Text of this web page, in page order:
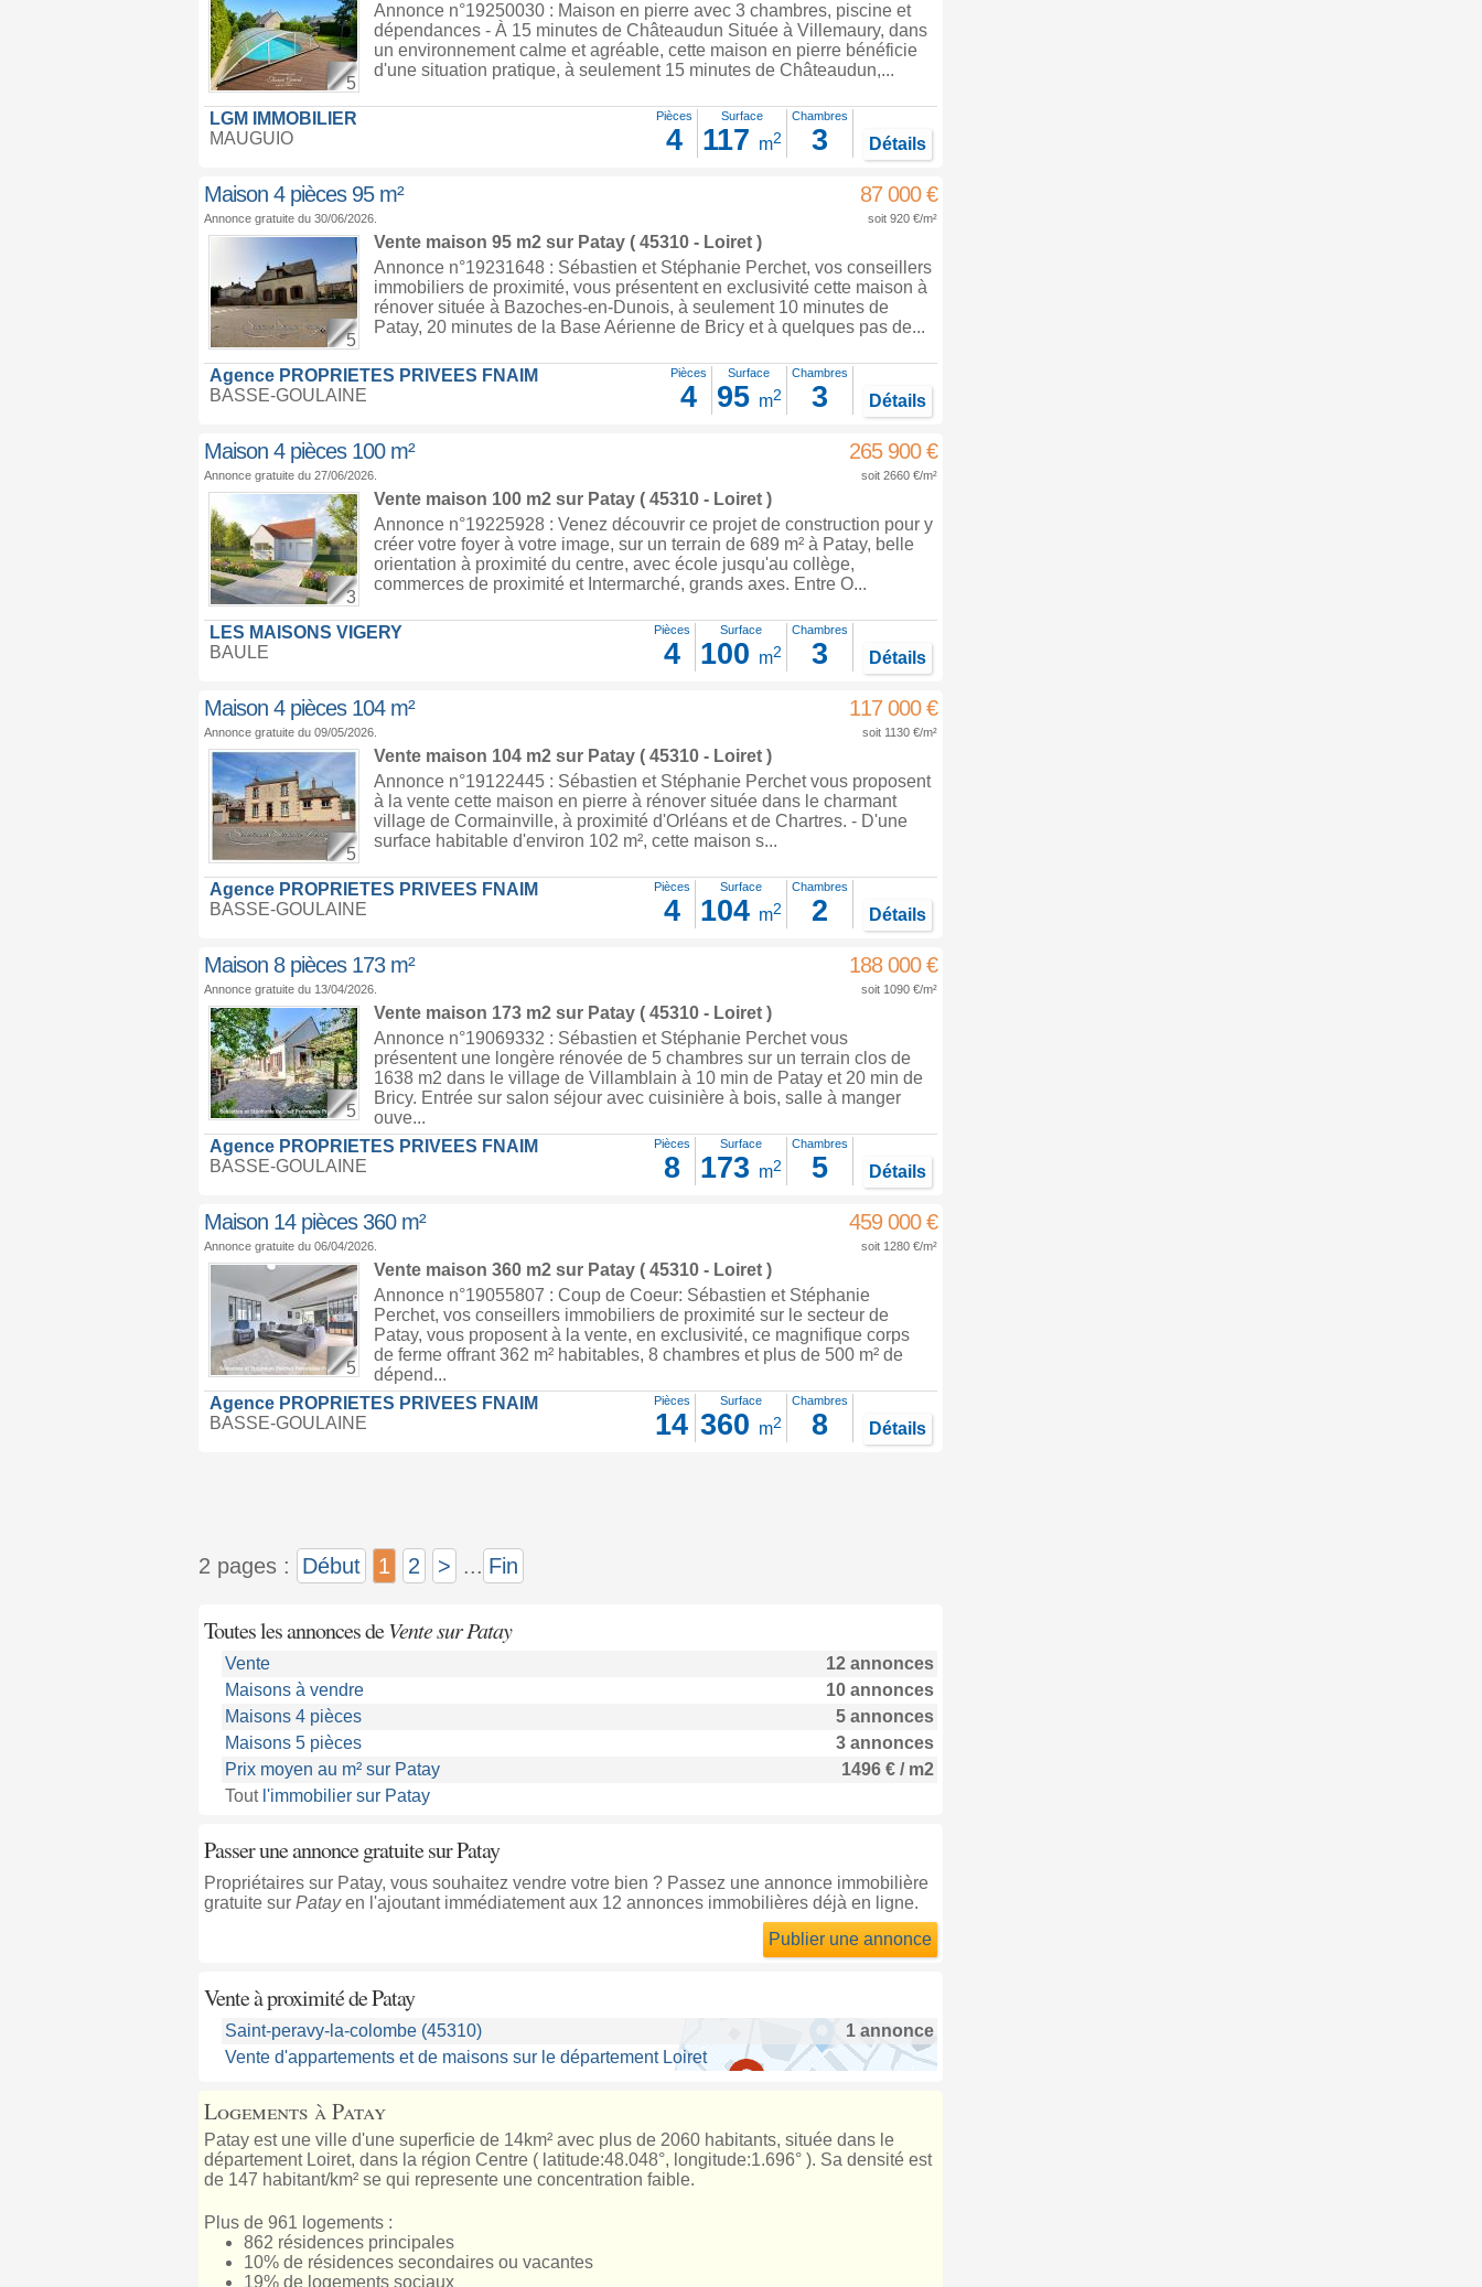
5
Annonce n°19250030 : Maison en pierre avec 3 chambres, piscine et
dépendances - À 15 minutes de Châteaudun Située à Villemaury, dans
un environnement calme et agréable, cette maison en pierre bénéficie
d'une situation pratique, à seulement 15 minutes de Châteaudun,...
LGM IMMOBILIER
MAUGUIO
Pièces
4
Surface
117 m2
Chambres
3 Détails
Maison 4 pièces 95 m² 87 000 €
Annonce gratuite du 30/06/2026. soit 920 €/m²
5
Vente maison 95 m2 sur Patay( 45310 - Loiret )
Annonce n°19231648 : Sébastien et Stéphanie Perchet, vos conseillers
immobiliers de proximité, vous présentent en exclusivité cette maison à
rénover située à Bazoches-en-Dunois, à seulement 10 minutes de
Patay, 20 minutes de la Base Aérienne de Bricy et à quelques pas de...
Agence PROPRIETES PRIVEES FNAIM
BASSE-GOULAINE
Pièces
4
Surface
95 m2
Chambres
3 Détails
Maison 4 pièces 100 m² 265 900 €
Annonce gratuite du 27/06/2026. soit 2660 €/m²
3
Vente maison 100 m2 sur Patay( 45310 - Loiret )
Annonce n°19225928 : Venez découvrir ce projet de construction pour y
créer votre foyer à votre image, sur un terrain de 689 m² à Patay, belle
orientation à proximité du centre, avec école jusqu'au collège,
commerces de proximité et Intermarché, grands axes. Entre O...
LES MAISONS VIGERY
BAULE
Pièces
4
Surface
100 m2
Chambres
3 Détails
Maison 4 pièces 104 m² 117 000 €
Annonce gratuite du 09/05/2026. soit 1130 €/m²
5
Vente maison 104 m2 sur Patay( 45310 - Loiret )
Annonce n°19122445 : Sébastien et Stéphanie Perchet vous proposent
à la vente cette maison en pierre à rénover située dans le charmant
village de Cormainville, à proximité d'Orléans et de Chartres. - D'une
surface habitable d'environ 102 m², cette maison s...
Agence PROPRIETES PRIVEES FNAIM
BASSE-GOULAINE
Pièces
4
Surface
104 m2
Chambres
2 Détails
Maison 8 pièces 173 m² 188 000 €
Annonce gratuite du 13/04/2026. soit 1090 €/m²
5
Vente maison 173 m2 sur Patay( 45310 - Loiret )
Annonce n°19069332 : Sébastien et Stéphanie Perchet vous
présentent une longère rénovée de 5 chambres sur un terrain clos de
1638 m2 dans le village de Villamblain à 10 min de Patay et 20 min de
Bricy. Entrée sur salon séjour avec cuisinière à bois, salle à manger
ouve...
Agence PROPRIETES PRIVEES FNAIM
BASSE-GOULAINE
Pièces
8
Surface
173 m2
Chambres
5 Détails
Maison 14 pièces 360 m² 459 000 €
Annonce gratuite du 06/04/2026. soit 1280 €/m²
5
Vente maison 360 m2 sur Patay( 45310 - Loiret )
Annonce n°19055807 : Coup de Coeur: Sébastien et Stéphanie
Perchet, vos conseillers immobiliers de proximité sur le secteur de
Patay, vous proposent à la vente, en exclusivité, ce magnifique corps
de ferme offrant 362 m² habitables, 8 chambres et plus de 500 m² de
dépend...
Agence PROPRIETES PRIVEES FNAIM
BASSE-GOULAINE
Pièces
14
Surface
360 m2
Chambres
8 Détails
2 pages : Début 1 2 > ... Fin
Toutes les annonces deVente sur Patay
Vente
12 annonces
Maisons à vendre
10 annonces
Maisons 4 pièces
5 annonces
Maisons 5 pièces
3 annonces
Prix moyen au m² sur Patay
1496 € / m2
Tout l'immobilier sur Patay
Passer une annonce gratuite sur Patay
Propriétaires sur Patay, vous souhaitez vendre votre bien ? Passez une annonce immobilière
gratuite sur Patayen l'ajoutant immédiatement aux 12 annonces immobilières déjà en ligne.
Publier une annonce
Vente à proximitéde Patay
Saint-peravy-la-colombe (45310)
1 annonce
Vente d'appartements et de maisons sur le département Loiret
Logements à Patay
Patay est une ville d'une superficie de 14km² avec plus de 2060 habitants, située dans le
département Loiret, dans la région Centre ( latitude:48.048°, longitude:1.696° ). Sa densité est
de 147 habitant/km² se qui represente une concentration faible.
Plus de 961 logements :
862 résidences principales
10% de résidences secondaires ou vacantes
19% de logements sociaux